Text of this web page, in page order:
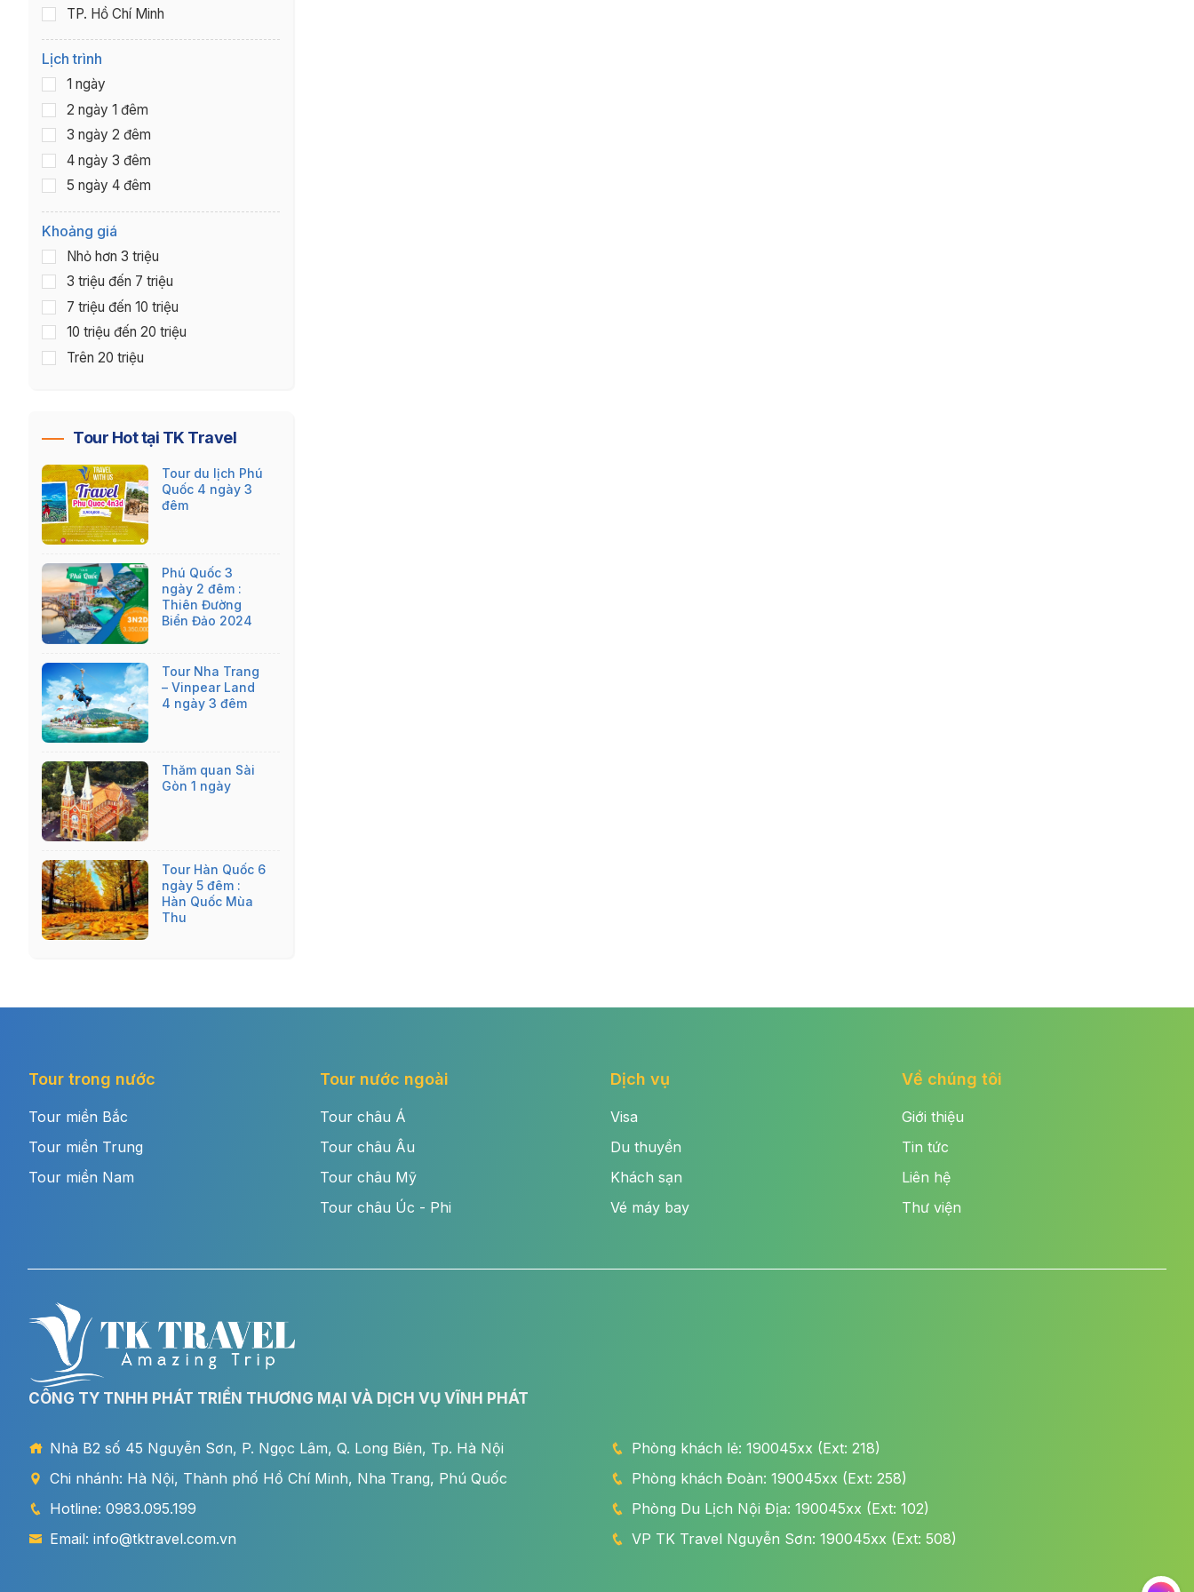
TP. Hồ Chí Minh
Lịch trình
1 ngày
2 ngày 1 đêm
3 ngày 2 đêm
4 ngày 3 đêm
5 ngày 4 đêm
Khoảng giá
Nhỏ hơn 3 triệu
3 triệu đến 7 triệu
7 triệu đến 10 triệu
10 triệu đến 20 triệu
Trên 20 triệu
Tour Hot tại TK Travel
Tour du lịch Phú
Quốc 4 ngày 3
đêm
Phú Quốc 3
ngày 2 đêm :
Thiên Đường
Biển Đảo 2024
Tour Nha Trang
– Vinpear Land
4 ngày 3 đêm
Thăm quan Sài
Gòn 1 ngày
Tour Hàn Quốc 6
ngày 5 đêm :
Hàn Quốc Mùa
Thu
Tour trong nước
Tour miền Bắc
Tour miền Trung
Tour miền Nam
Tour nước ngoài
Tour châu Á
Tour châu Âu
Tour châu Mỹ
Tour châu Úc - Phi
Dịch vụ
Visa
Du thuyền
Khách sạn
Vé máy bay
Về chúng tôi
Giới thiệu
Tin tức
Liên hệ
Thư viện
CÔNG TY TNHH PHÁT TRIỂN THƯƠNG MẠI VÀ DỊCH VỤ VĨNH PHÁT
Nhà B2 số 45 Nguyễn Sơn, P. Ngọc Lâm, Q. Long Biên, Tp. Hà Nội
Chi nhánh: Hà Nội, Thành phố Hồ Chí Minh, Nha Trang, Phú Quốc
Hotline: 0983.095.199
Email: info@tktravel.com.vn
Phòng khách lẻ: 190045xx (Ext: 218)
Phòng khách Đoàn: 190045xx (Ext: 258)
Phòng Du Lịch Nội Địa: 190045xx (Ext: 102)
VP TK Travel Nguyễn Sơn: 190045xx (Ext: 508)